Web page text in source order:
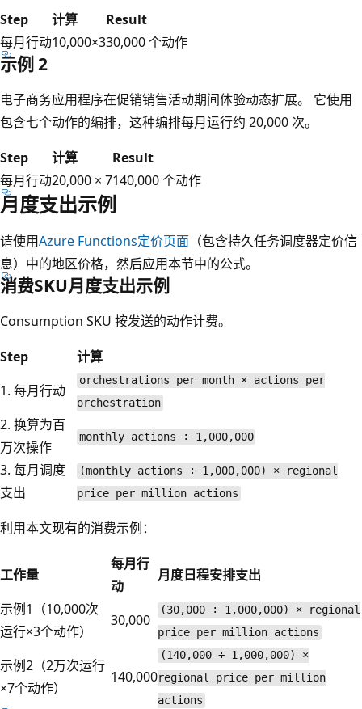
Step 计算
Result
每月行动10,000×330,000 个动作
示例 2
电子商务应用程序在促销销售活动期间体验动态扩展。 它使用
包含七个动作的编排，这种编排每月运行约 20,000 次。
Step
计算
Result
每月行动20,000 × 7140,000 个动作
月度支出示例
请使用Azure Functions定价页面 （包含持久任务调度器定价信
息）中的地区价格，然后应用本节中的公式。
消费SKU月度支出示例
Consumption SKU 按发送的动作计费。
Step
计算
1. 每月行动
orchestrations per month × actions per
orchestration
2. 换算为百
万次操作
monthly actions ÷ 1,000,000
3. 每月调度
支出
(monthly actions ÷ 1,000,000) × regional
price per million actions
利用本文现有的消费示例：
工作量
每月行
动
月度日程安排支出
示例1（10,000次
运行×3个动作）
30,000
(30,000 ÷ 1,000,000) × regional
price per million actions
示例2（2万次运行
×7个动作）
140,000
(140,000 ÷ 1,000,000) ×
regional price per million
actions